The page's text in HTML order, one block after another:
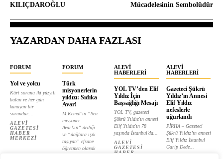
KILIÇDAROĞLU
Mücadelesinin Sembolüdür
YAZARDAN DAHA FAZLASI
FORUM
Yol ve yolcu
Kürt sorunu iki yüzyılı
bulan ve her gün
kanayan bir
sorundur....
ALEVI
GAZETESI
HABER
MERKEZI
FORUM
Türk
misyonerlerin
yıldızı: Sıdıka
Avar!
M.Kemal’in “Sen
misyoner
Avar’sın” dediği
ve “dağlara ışık
taşıyan” efsane
öğretmen olarak
ALEVI
HABERLERI
YOL TV’den Elif
Yıldız İçin
Başsağlığı Mesajı
YOL TV, gazeteci
Şükrü Yıldız'ın annesi
Elif Yıldız'ın 78
yaşında İstanbul'da...
ALEVI
GAZETESI
HABER
ALEVI
HABERLERI
Gazeteci Şükrü
Yıldız’ın Annesi
Elif Yıldız
nefeslerle
uğurlandı
PİRHA – Gazeteci
Şükrü Yıldız’ın annesi
Elif Yıldız İstanbul
Garip Dede...